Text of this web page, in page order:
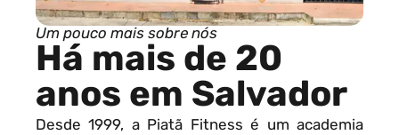
Um pouco mais sobre nós
Há mais de 20
anos em Salvador
Desde 1999, a Piatã Fitness é um academia